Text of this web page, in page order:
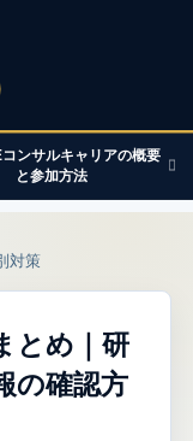
ンサルキャリアの概要
と参加方法
対策
とめ｜研
の確認方